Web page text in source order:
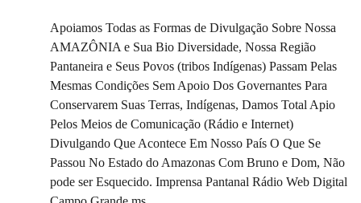
Apoiamos Todas as Formas de Divulgação Sobre Nossa
AMAZÔNIA e Sua Bio Diversidade, Nossa Região
Pantaneira e Seus Povos (tribos Indígenas) Passam Pelas
Mesmas Condições Sem Apoio Dos Governantes Para
Conservarem Suas Terras, Indígenas, Damos Total Apio
Pelos Meios de Comunicação (Rádio e Internet)
Divulgando Que Acontece Em Nosso País O Que Se
Passou No Estado do Amazonas Com Bruno e Dom, Não
pode ser Esquecido. Imprensa Pantanal Rádio Web Digital